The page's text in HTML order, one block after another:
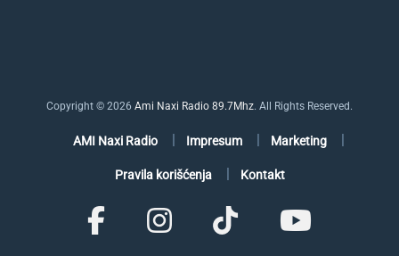
Copyright © 2026 Ami Naxi Radio 89.7Mhz. All Rights Reserved.
AMI Naxi Radio Impresum Marketing
Pravila korišćenja Kontakt